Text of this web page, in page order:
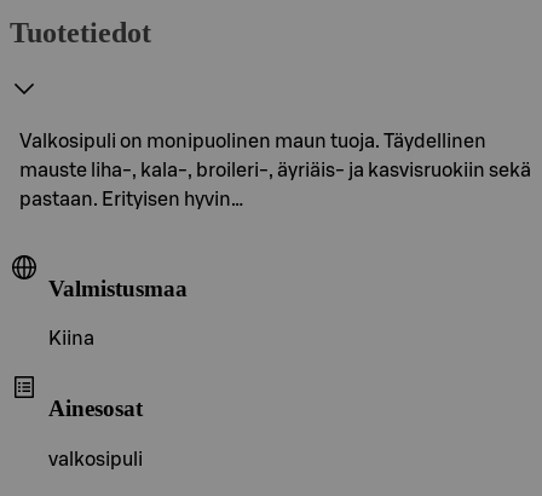
Tuotetiedot
Valkosipuli on monipuolinen maun tuoja. Täydellinen
mauste liha-, kala-, broileri-, äyriäis- ja kasvisruokiin sekä
pastaan. Erityisen hyvin…
Valmistusmaa
Kiina
Ainesosat
valkosipuli